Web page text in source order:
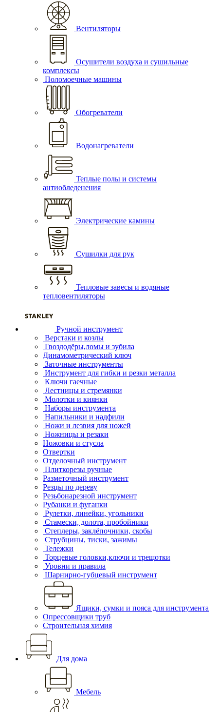
Вентиляторы
Осушители воздуха и сушильные
комплексы
Поломоечные машины
Обогреватели
Водонагреватели
Теплые полы и системы
антиобледенения
Электрические камины
Сушилки для рук
Тепловые завесы и водяные
тепловентиляторы
Ручной инструмент
Верстаки и козлы
Гвоздодёры,ломы и зубила
Динамометрический ключ
Заточные инструменты
Инструмент для гибки и резки металла
Ключи гаечные
Лестницы и стремянки
Молотки и киянки
Наборы инструмента
Напильники и надфили
Ножи и лезвия для ножей
Ножницы и резаки
Ножовки и стусла
Отвертки
Отделочный инструмент
Плиткорезы ручные
Разметочный инструмент
Резцы по дереву
Резьбонарезной инструмент
Рубанки и фуганки
Рулетки, линейки, угольники
Стамески, долота, пробойники
Степлеры, заклёпочники, скобы
Струбцины, тиски, зажимы
Тележки
Торцевые головки,ключи и трещотки
Уровни и правила
Шарнирно-губцевый инструмент
Ящики, сумки и пояса для инструмента
Опрессовщики труб
Строительная химия
Для дома
Мебель